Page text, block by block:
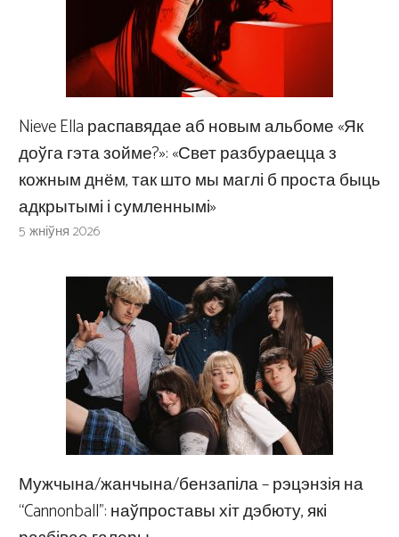
Nieve Ella распавядае аб новым альбоме «Як
доўга гэта зойме?»: «Свет разбураецца з
кожным днём, так што мы маглі б проста быць
адкрытымі і сумленнымі»
5 жніўня 2026
Мужчына/жанчына/бензапіла – рэцэнзія на
“Cannonball”: наўпроставы хіт дэбюту, які